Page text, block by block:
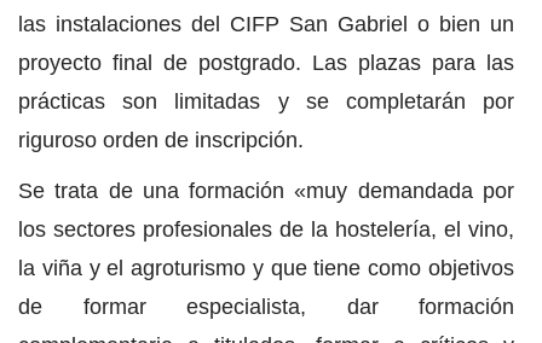
las instalaciones del CIFP San Gabriel o bien un
proyecto final de postgrado. Las plazas para las
prácticas son limitadas y se completarán por
riguroso orden de inscripción.
Se trata de una formación «muy demandada por
los sectores profesionales de la hostelería, el vino,
la viña y el agroturismo y que tiene como objetivos
de formar especialista, dar formación